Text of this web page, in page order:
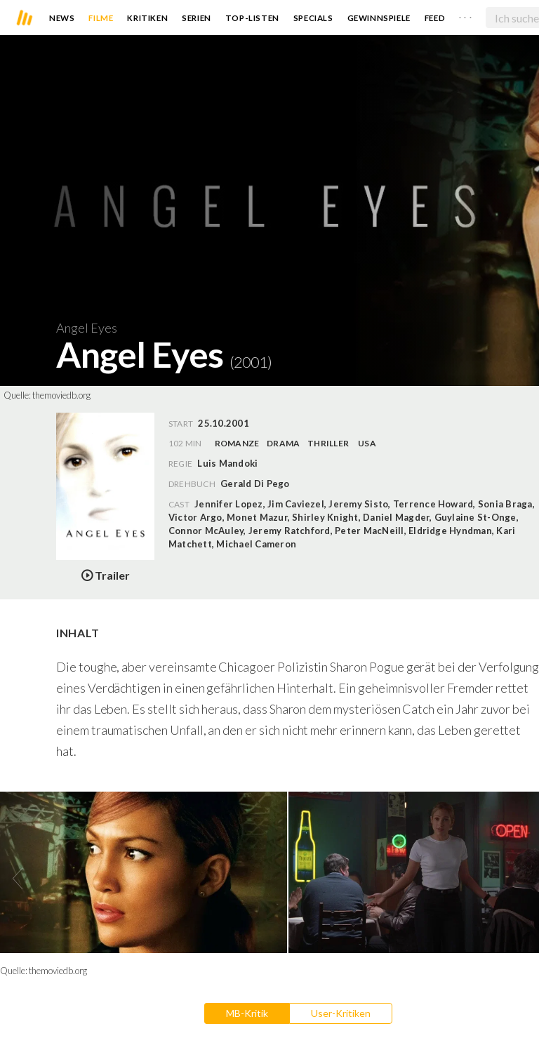
NEWS FILME KRITIKEN SERIEN TOP-LISTEN SPECIALS GEWINNSPIELE FEED . . .
Angel Eyes
Angel Eyes (2001)
Quelle:themoviedb.org
Trailer
START 25.10.2001
102 MIN ROMANZE DRAMA THRILLER
USA
REGIE Luis Mandoki
DREHBUCH Gerald Di Pego
CAST Jennifer Lopez,Jim Caviezel,Jeremy Sisto, Terrence Howard, Sonia Braga,
Victor Argo, Monet Mazur,Shirley Knight, Daniel Magder, Guylaine St-Onge,
Connor McAuley, Jeremy Ratchford, Peter MacNeill, Eldridge Hyndman, Kari
Matchett, Michael Cameron
INHALT
Die toughe, aber vereinsamte Chicagoer Polizistin Sharon Pogue gerät bei der Verfolgung
eines Verdächtigen in einen gefährlichen Hinterhalt. Ein geheimnisvoller Fremder rettet
ihr das Leben. Es stellt sich heraus, dass Sharon dem mysteriösen Catch ein Jahr zuvor bei
einem traumatischen Unfall, an den er sich nicht mehr erinnern kann, das Leben gerettet
hat.
Quelle:themoviedb.org
MB-Kritik User-Kritiken